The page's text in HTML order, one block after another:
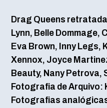
Drag Queens
Lynn, Belle Dommage,
Eva Brown, Inny Legs,
Xennox, Joyce
Beauty, Nany Petrova,
Fotografia de Arquivo:
Fotografias